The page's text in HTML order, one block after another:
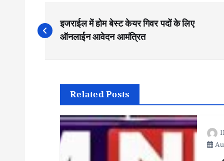
P
o
इजराईल में होम बेस्ट केयर गिवर पदों के लिए
ऑनलाईन आवेदन आमंत्रित
Related Posts